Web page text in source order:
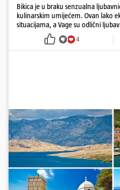
Bikica je u braku senzualna
kulinarskim umijećem. Ovan lako
situacijama, a Vage su odlični
4